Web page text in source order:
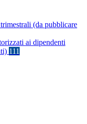
(da pubblicare
ai dipendenti
111